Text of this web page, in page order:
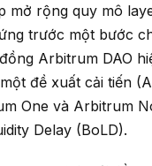
mở rộng quy mô
trước một bước
Arbitrum DAO
đề xuất cải tiến
One và Arbitrum
Delay (BoLD).